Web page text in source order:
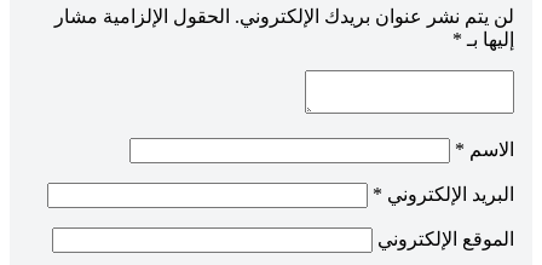
لن يتم نشر عنوان بريدك الإلكتروني. الحقول الإلزامية مشار
إليها بـ *
الاسم *
البريد الإلكتروني *
الموقع الإلكتروني